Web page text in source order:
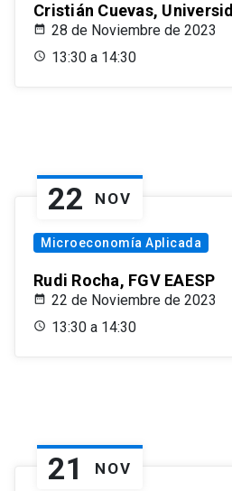
Cristián Cuevas,
28 de Noviembre de 2023
13:30 a 14:30
22 NOV
Microeconomía Aplicada
Rudi Rocha, FGV EAESP
22 de Noviembre de 2023
13:30 a 14:30
21 NOV